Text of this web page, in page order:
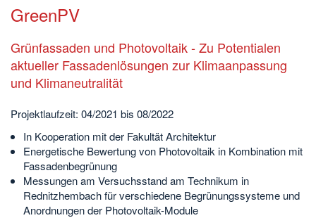
GreenPV
Grünfassaden und Photovoltaik - Zu Potentialen
aktueller Fassadenlösungen zur Klimaanpassung
und Klimaneutralität
Projektlaufzeit: 04/2021 bis 08/2022
In Kooperation mit der Fakultät Architektur
Energetische Bewertung von Photovoltaik in Kombination mit
Fassadenbegrünung
Messungen am Versuchsstand am Technikum in
Rednitzhembach für verschiedene Begrünungssysteme und
Anordnungen der Photovoltaik-Module